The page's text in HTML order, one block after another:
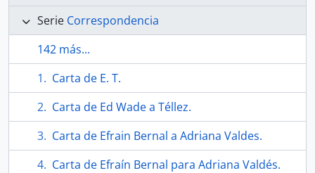
Serie Correspondencia
142 más...
Carta de E. T.
Carta de Ed Wade a Téllez.
Carta de Efrain Bernal a Adriana Valdes.
Carta de Efraín Bernal para Adriana Valdés.